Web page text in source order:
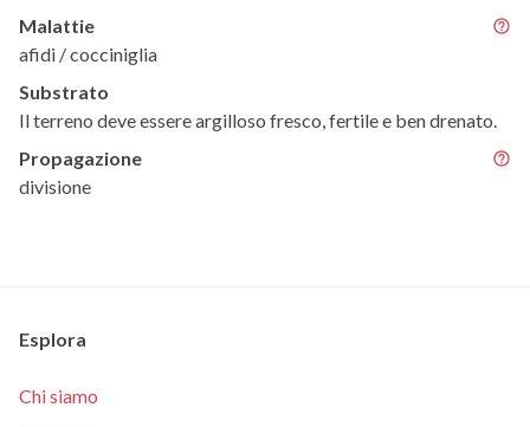
Malattie
afidi / cocciniglia
Substrato
Il terreno deve essere argilloso fresco, fertile e ben drenato.
Propagazione
divisione
Esplora
Chi siamo